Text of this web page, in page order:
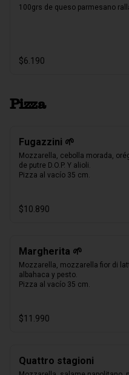
100grs de queso parmesano
$6.190
Pizza
Fugazzini 🌱
Mozzarella, cebolla morada,
de putre D.O.P. Y alioli.
Pizza al vacío 35 cm.
$10.890
Margherita 🌱
Mozzarella, mozzarella fior di
albahaca y pesto.
Pizza al vacío 35 cm.
$11.990
Quattro stagioni